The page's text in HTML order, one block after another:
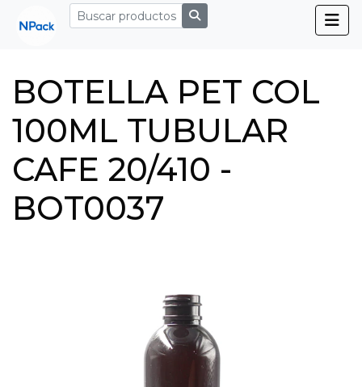
BOTELLA PET COL
100ML TUBULAR
CAFE 20/410 -
BOT0037